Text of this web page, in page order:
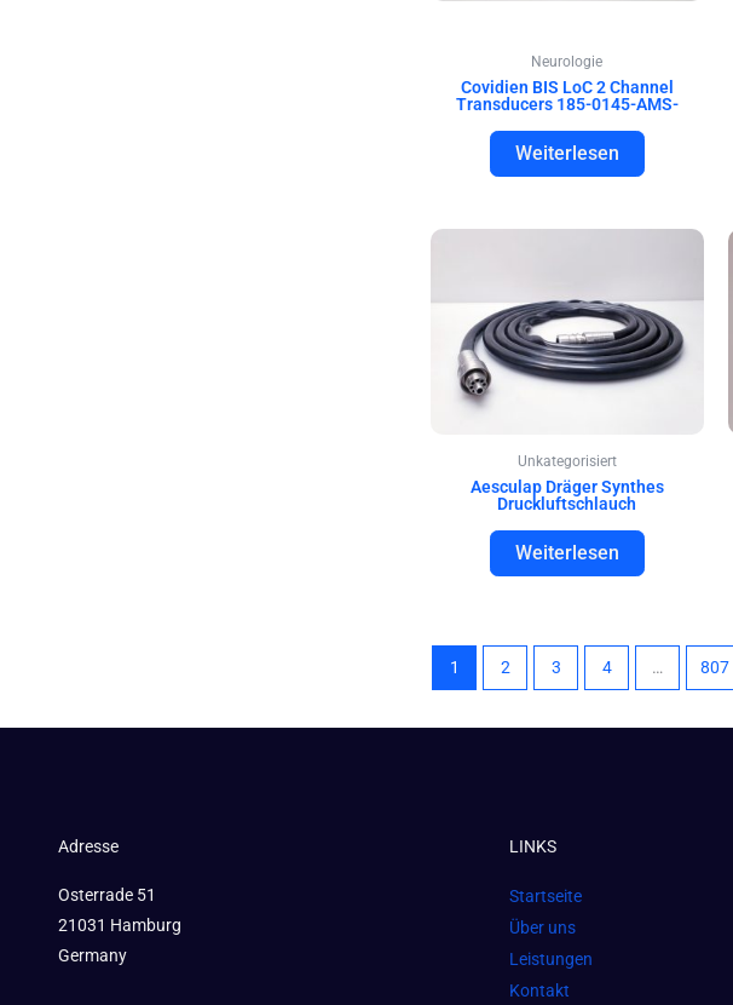
Neurologie
Covidien BIS LoC 2 Channel
Transducers 185-0145-AMS-
Weiterlesen
Unkategorisiert
Aesculap Dräger Synthes
Druckluftschlauch
Weiterlesen
1 2 3 4 … 807
Adresse
Osterrade 51
21031 Hamburg
Germany
LINKS
Startseite
Über uns
Leistungen
Kontakt